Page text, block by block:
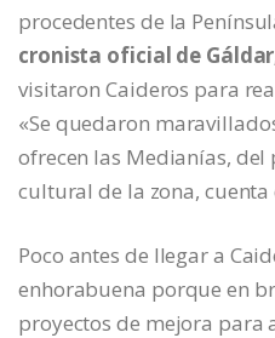
procedentes de la
cronista oficial de
visitaron Caideros para
«Se quedaron
ofrecen las Medianías,
cultural de la zona,
Poco antes de llegar a
enhorabuena porque en
proyectos de mejora para